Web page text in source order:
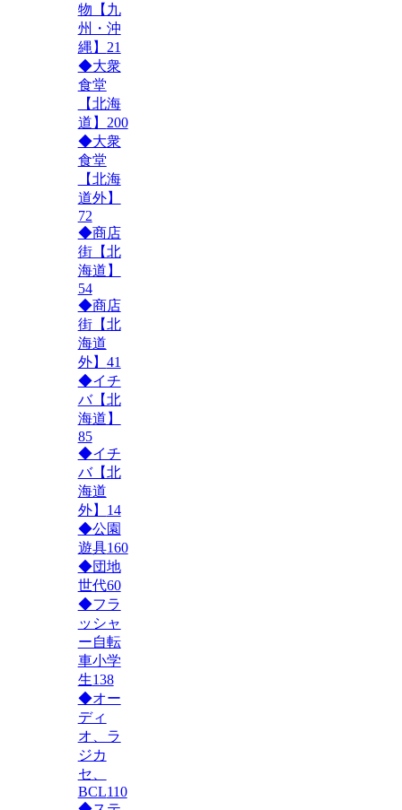
物【九
州・沖
縄】 21
◆大衆
食堂
【北海
道】 200
◆大衆
食堂
【北海
道外】
72
◆商店
街【北
海道】
54
◆商店
街【北
海道
外】 41
◆イチ
バ【北
海道】
85
◆イチ
バ【北
海道
外】 14
◆公園
遊具160
◆団地
世代60
◆フラ
ッシャ
ー自転
車小学
生138
◆オー
ディ
オ、ラ
ジカ
セ、
BCL110